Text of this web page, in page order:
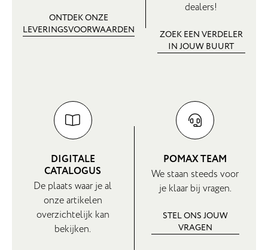
ONTDEK ONZE
LEVERINGSVOORWAARDEN
dealers!
ZOEK EEN VERDELER
IN JOUW BUURT
DIGITALE
CATALOGUS
De plaats waar je al
onze artikelen
overzichtelijk kan
bekijken.
POMAX TEAM
We staan steeds voor
je klaar bij vragen.
STEL ONS JOUW
VRAGEN